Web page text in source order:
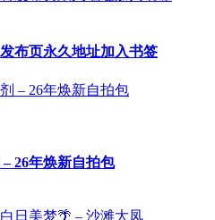
布页永久地址加入书签
– 26年焕新自拍包